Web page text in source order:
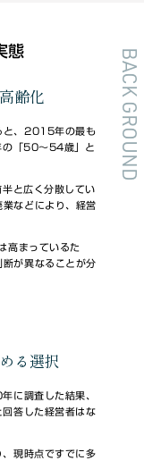
BACK GROUND
態
齢化
と、2015年の最も
「50～54歳」と
と広く分散してい
などにより、経営
高まっているた
が異なることが分
る選択
に調査した結果、
答した経営者はな
現時点ですでに多